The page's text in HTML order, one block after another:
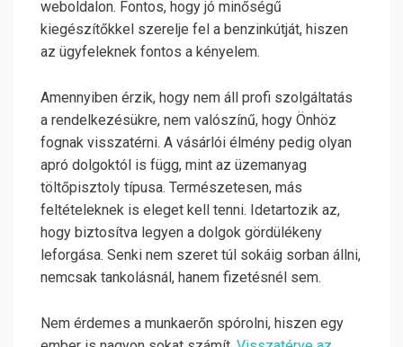
weboldalon. Fontos, hogy jó minőségű
kiegészítőkkel szerelje fel a benzinkútját, hiszen
az ügyfeleknek fontos a kényelem.
Amennyiben érzik, hogy nem áll profi szolgáltatás
a rendelkezésükre, nem valószínű, hogy Önhöz
fognak visszatérni. A vásárlói élmény pedig olyan
apró dolgoktól is függ, mint az üzemanyag
töltőpisztoly típusa. Természetesen, más
feltételeknek is eleget kell tenni. Idetartozik az,
hogy biztosítva legyen a dolgok gördülékeny
leforgása. Senki nem szeret túl sokáig sorban állni,
nemcsak tankolásnál, hanem fizetésnél sem.
Nem érdemes a munkaerőn spórolni, hiszen egy